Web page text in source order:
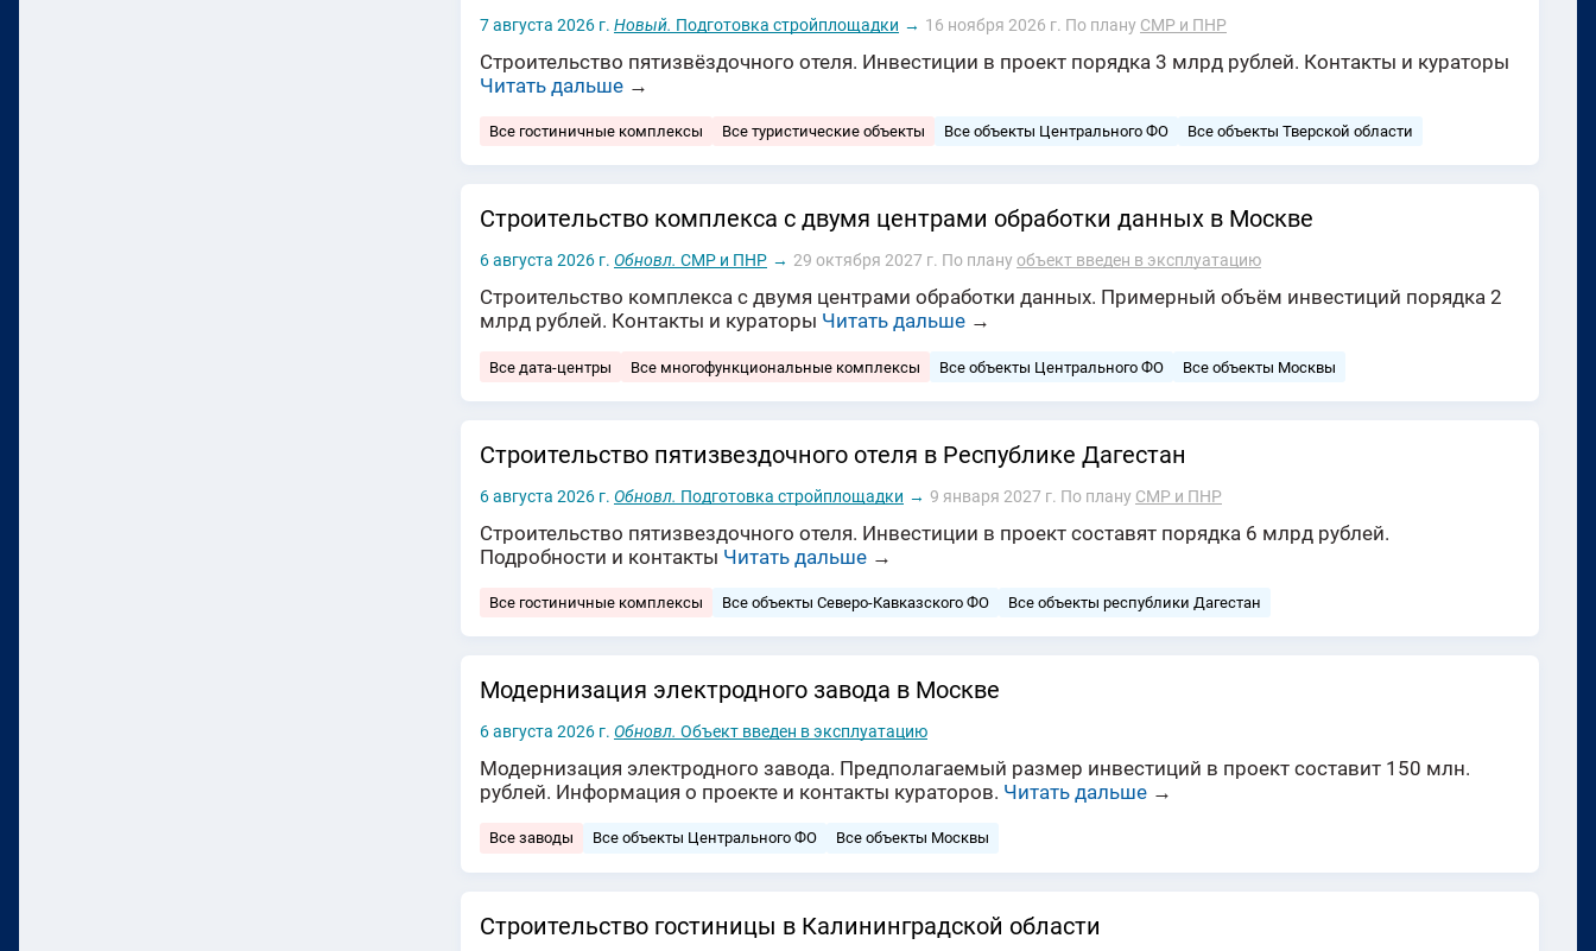
7 августа 2026 г. Новый. Подготовка стройплощадки → 16 ноября 2026 г. По плану СМР и ПНР
Строительство пятизвёздочного отеля. Инвестиции в проект порядка 3 млрд рублей. Контакты и кураторы
Читать дальше →
Все гостиничные комплексы Все туристические объекты Все объекты Центрального ФО Все объекты Тверской области
Строительство комплекса с двумя центрами обработки данных в Москве
6 августа 2026 г. Обновл. СМР и ПНР → 29 октября 2027 г. По плануобъект введен в эксплуатацию
Строительство комплекса с двумя центрами обработки данных. Примерный объём инвестиций порядка 2
млрд рублей. Контакты и кураторы Читать дальше →
Все дата-центры Все многофункциональные комплексы Все объекты Центрального ФО Все объекты Москвы
Строительство пятизвездочного отеля в Республике Дагестан
6 августа 2026 г. Обновл. Подготовка стройплощадки → 9 января 2027 г. По плану СМР и ПНР
Строительство пятизвездочного отеля. Инвестиции в проект составят порядка 6 млрд рублей.
Подробности и контакты Читать дальше →
Все гостиничные комплексы Все объекты Северо-Кавказского ФО Все объекты республики Дагестан
Модернизация электродного завода в Москве
6 августа 2026 г. Обновл. Объект введен в эксплуатацию
Модернизация электродного завода. Предполагаемый размер инвестиций в проект составит 150 млн.
рублей. Информация о проекте и контакты кураторов. Читать дальше →
Все заводы Все объекты Центрального ФО Все объекты Москвы
Строительство гостиницы в Калининградской области